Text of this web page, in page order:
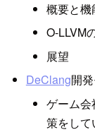
概要と機
O-LLVM
展望
DeClang開
ゲーム
策をして